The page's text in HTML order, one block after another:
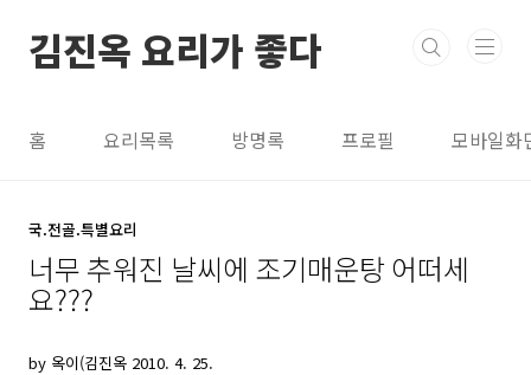
김진옥 요리가 좋다
홈 요리목록 방명록 프로필 모바일화
국.전골.특별요리
너무 추워진 날씨에 조기매운탕 어떠세
요???
by 옥이(김진옥 2010. 4. 25.